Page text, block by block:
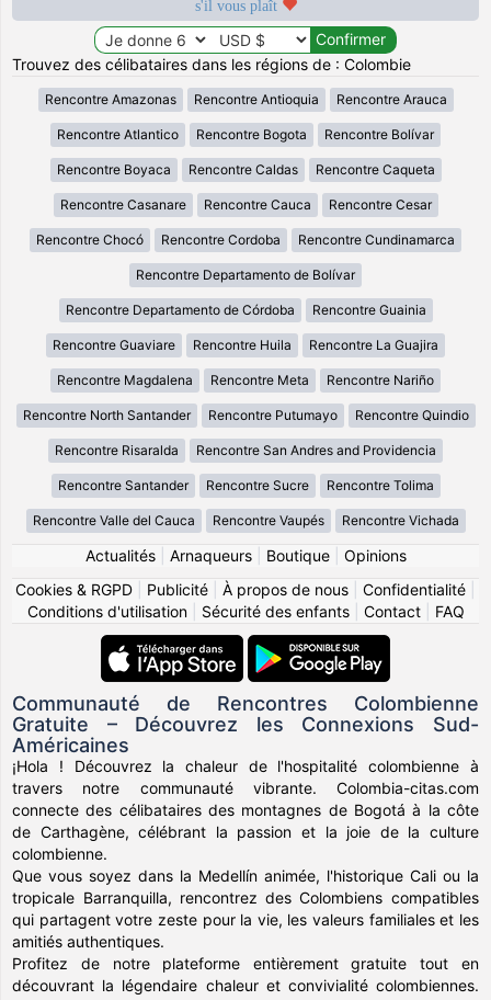
s'il vous plaît
Trouvez des célibataires dans les régions de : Colombie
Rencontre Amazonas Rencontre Antioquia Rencontre Arauca
Rencontre Atlantico Rencontre Bogota Rencontre Bolívar
Rencontre Boyaca Rencontre Caldas Rencontre Caqueta
Rencontre Casanare Rencontre Cauca Rencontre Cesar
Rencontre Chocó Rencontre Cordoba Rencontre Cundinamarca
Rencontre Departamento de Bolívar
Rencontre Departamento de Córdoba Rencontre Guainia
Rencontre Guaviare Rencontre Huila Rencontre La Guajira
Rencontre Magdalena Rencontre Meta Rencontre Nariño
Rencontre North Santander Rencontre Putumayo Rencontre Quindio
Rencontre Risaralda Rencontre San Andres and Providencia
Rencontre Santander Rencontre Sucre Rencontre Tolima
Rencontre Valle del Cauca Rencontre Vaupés Rencontre Vichada
Actualités| Arnaqueurs| Boutique| Opinions
Cookies & RGPD
Publicité À propos de nous Confidentialité
Conditions d'utilisation| Sécurité des enfants| Contact| FAQ
Communauté de Rencontres Colombienne
Gratuite – Découvrez les Connexions Sud-
Américaines
¡Hola ! Découvrez la chaleur de l'hospitalité colombienne à
travers notre communauté vibrante. Colombia-citas.com
connecte des célibataires des montagnes de Bogotá à la côte
de Carthagène, célébrant la passion et la joie de la culture
colombienne.
Que vous soyez dans la Medellín animée, l'historique Cali ou la
tropicale Barranquilla, rencontrez des Colombiens compatibles
qui partagent votre zeste pour la vie, les valeurs familiales et les
amitiés authentiques.
Profitez de notre plateforme entièrement gratuite tout en
découvrant la légendaire chaleur et convivialité colombiennes.